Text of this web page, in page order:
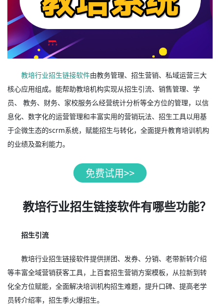
教培行业招生链接软件由教务管理、招生营销、私域运营三大
核心应用组成。能帮助教培机构实现从招生引流、销售管理、学
员、 教务、财务、家校服务么经营统计分析等全方位的管理，以信
息化、数字化的运营管理和丰富实用的营销玩法、招生工具以用基
于企微生态的scrm系统，赋能招生与转化，全面提升教育培训机构
的业绩及盈利能力。
教培行业招生链接软件有哪些功能？
招生引流
教培行业招生链接软件提供拼团、发券、分销、老带新转介绍
等丰富全域营销获客工具，上百套招生营销方案模板，从拉新到转
化全方位赋能，全面解决培训机构招生难题，提升口碑、提高老学
员转介绍率，招生季火爆招生。